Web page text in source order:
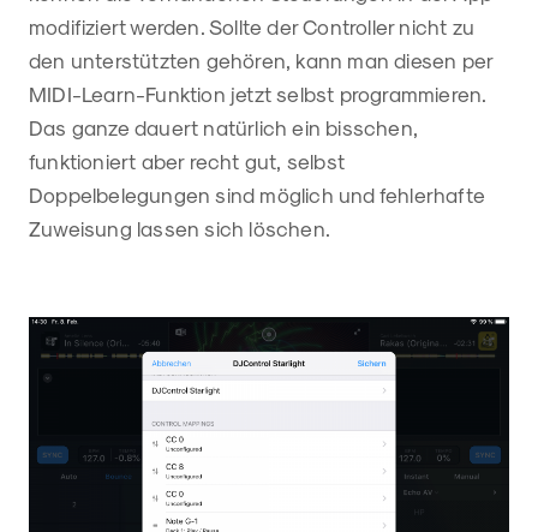
modifiziert werden. Sollte der Controller nicht zu
den unterstützten gehören, kann man diesen per
MIDI-Learn-Funktion jetzt selbst programmieren.
Das ganze dauert natürlich ein bisschen,
funktioniert aber recht gut, selbst
Doppelbelegungen sind möglich und fehlerhafte
Zuweisung lassen sich löschen.